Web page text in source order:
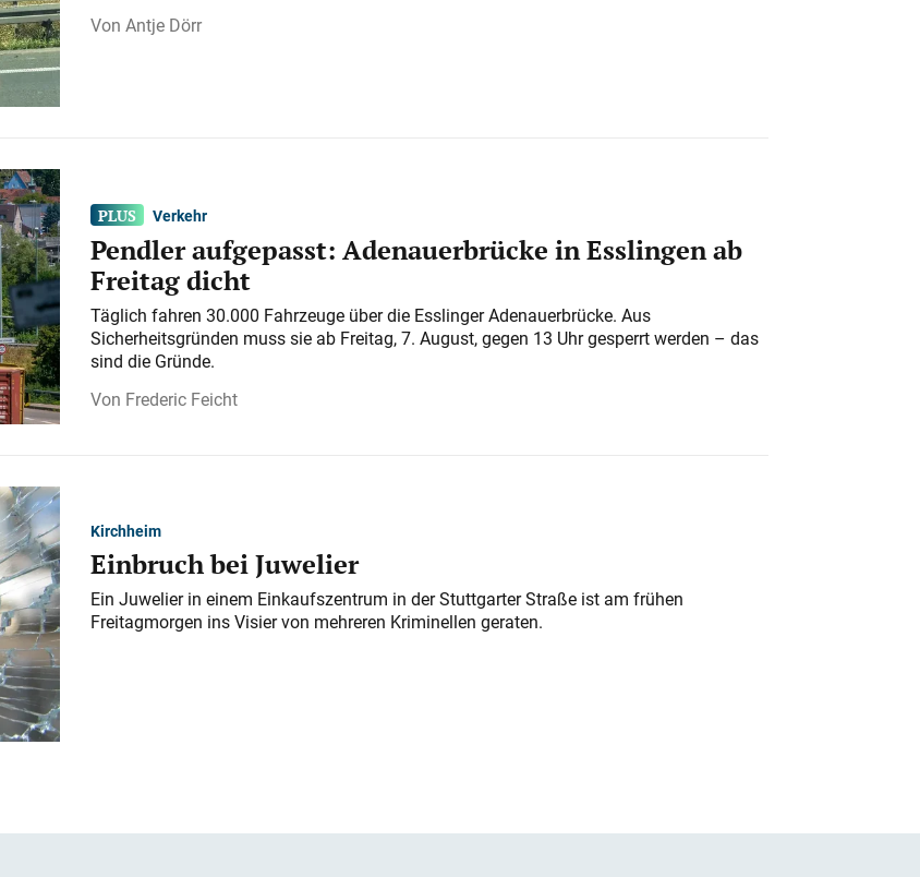
Antje Dörr
Verkehr
Pendler aufgepasst: Adenauerbrücke in Esslingen ab
Freitag dicht
Täglich fahren 30.000 Fahrzeuge über die Esslinger Adenauerbrücke. Aus
Sicherheitsgründen muss sie ab Freitag, 7. August, gegen 13 Uhr gesperrt werden – das
sind die Gründe.
Frederic Feicht
Kirchheim
Einbruch bei Juwelier
Ein Juwelier in einem Einkaufszentrum in der Stuttgarter Straße ist am frühen
Freitagmorgen ins Visier von mehreren Kriminellen geraten.